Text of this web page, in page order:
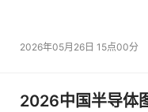
2026年05月26日 15点00分
2026中国半导体